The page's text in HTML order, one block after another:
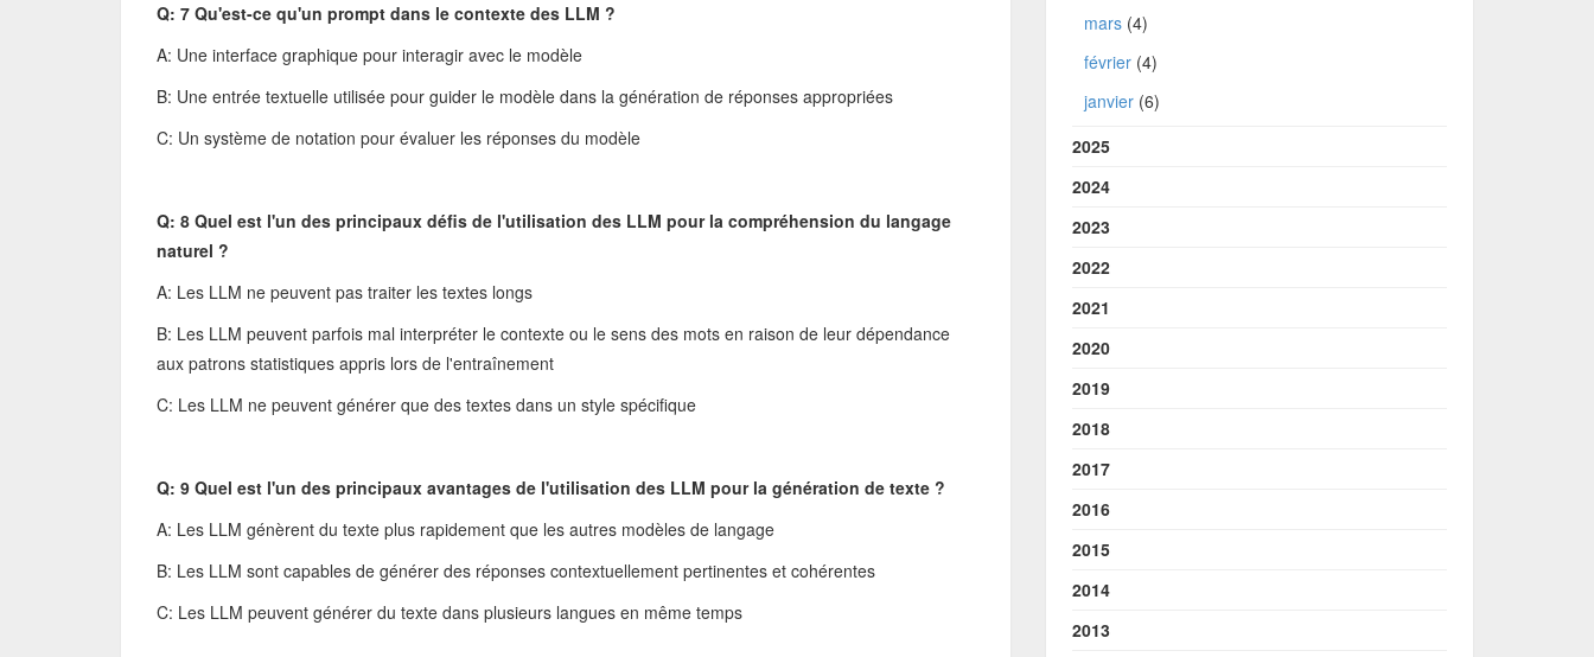
Q: 7 Qu'est-ce qu'un prompt dans le contexte des LLM ?
A: Une interface graphique pour interagir avec le modèle
B: Une entrée textuelle utilisée pour guider le modèle dans la génération de réponses appropriées
C: Un système de notation pour évaluer les réponses du modèle
Q: 8 Quel est l'un des principaux défis de l'utilisation des LLM pour la compréhension du langage
naturel ?
A: Les LLM ne peuvent pas traiter les textes longs
B: Les LLM peuvent parfois mal interpréter le contexte ou le sens des mots en raison de leur dépendance
aux patrons statistiques appris lors de l'entraînement
C: Les LLM ne peuvent générer que des textes dans un style spécifique
Q: 9 Quel est l'un des principaux avantages de l'utilisation des LLM pour la génération de texte ?
A: Les LLM génèrent du texte plus rapidement que les autres modèles de langage
B: Les LLM sont capables de générer des réponses contextuellement pertinentes et cohérentes
C: Les LLM peuvent générer du texte dans plusieurs langues en même temps
mars(4)
février(4)
janvier(6)
2025
2024
2023
2022
2021
2020
2019
2018
2017
2016
2015
2014
2013